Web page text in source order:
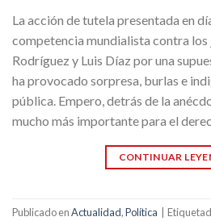
La acción de tutela presentada en
competencia mundialista contra los
Rodríguez y Luis Díaz por una
ha provocado sorpresa, burlas e
pública. Empero, detrás de la
mucho más importante para el
CONTINUAR
Publicado enActualidad,Política